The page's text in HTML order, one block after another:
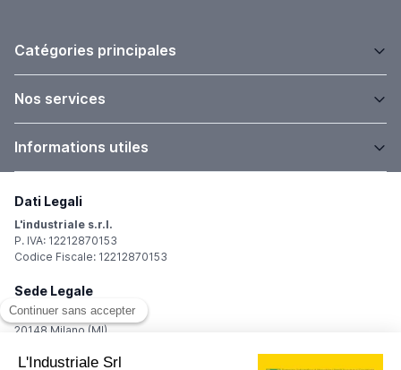
Catégories principales
Nos services
Informations utiles
Dati Legali
L'industriale s.r.l.
P. IVA: 12212870153
Codice Fiscale: 12212870153
Sede Legale
Via Carlo Dolci, 32
20148 Milano (MI)